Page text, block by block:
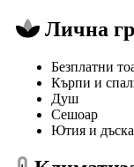
Лична
Безплатни
Кърпи и
Душ
Сешоар
Ютия и дъска